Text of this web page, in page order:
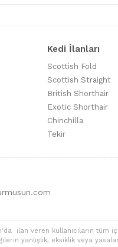
Kedi İlanları
Scottish Fold
Scottish Straight
British Shorthair
Exotic Shorthair
Chinchilla
Tekir
ilan veren kullanıcıların tüm
yanlışlık, eksiklik veya